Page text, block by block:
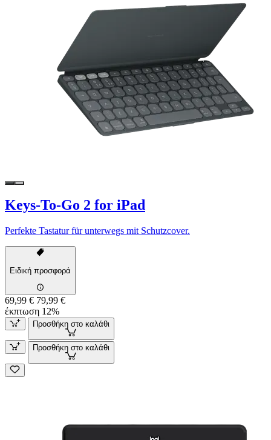
Keys-To-Go 2 for iPad
Perfekte Tastatur für unterwegs mit Schutzcover.
Ειδική προσφορά
69,99 € 79,99 €
έκπτωση 12%
Προσθήκη στο καλάθι
Προσθήκη στο καλάθι